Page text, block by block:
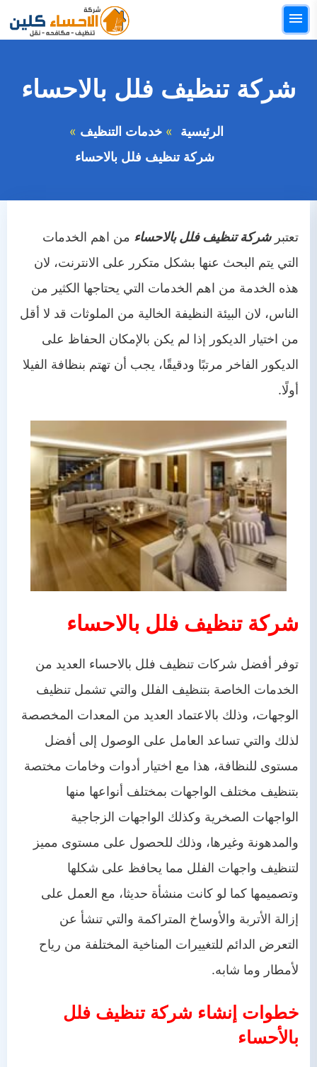
التجاوز
إلى القائمة
خدمات التنظيف
خدمات اخري
شركة تنظيف فلل بالاحساء
الرئيسية
خدمات التنظيف
شركة تنظيف فلل بالاحساء
تعتبرشركة تنظيف فلل بالاحساء من اهم الخدمات
التي يتم البحث عنها بشكل متكرر على الانترنت، لان
هذه الخدمة من اهم الخدمات التي يحتاجها الكثير من
الناس، لان البيئة النظيفة الخالية من الملوثات قد لا أقل
من اختيار الديكور إذا لم يكن بالإمكان الحفاظ على
الديكور الفاخر مرتبًا ودقيقًا، يجب أن تهتم بنظافة الفيلا
أولًا.
شركة تنظيف فلل بالاحساء
توفر أفضل شركات تنظيف فلل بالاحساء العديد من
الخدمات الخاصة بتنظيف الفلل والتي تشمل تنظيف
الوجهات، وذلك بالاعتماد العديد من المعدات المخصصة
لذلك والتي تساعد العامل على الوصول إلى أفضل
مستوى للنظافة، هذا مع اختيار أدوات وخامات مختصة
بتنظيف مختلف الواجهات بمختلف أنواعها منها
الواجهات الصخرية وكذلك الواجهات الزجاجية
والمدهونة وغيرها، وذلك للحصول على مستوى مميز
لتنظيف واجهات الفلل مما يحافظ على شكلها
وتصميمها كما لو كانت منشأة حديثا، مع العمل على
إزالة الأتربة والأوساخ المتراكمة والتي تنشأ عن
التعرض الدائم للتغييرات المناخية المختلفة من رياح
لأمطار وما شابه.
خطوات إنشاء شركة تنظيف فلل
بالأحساء